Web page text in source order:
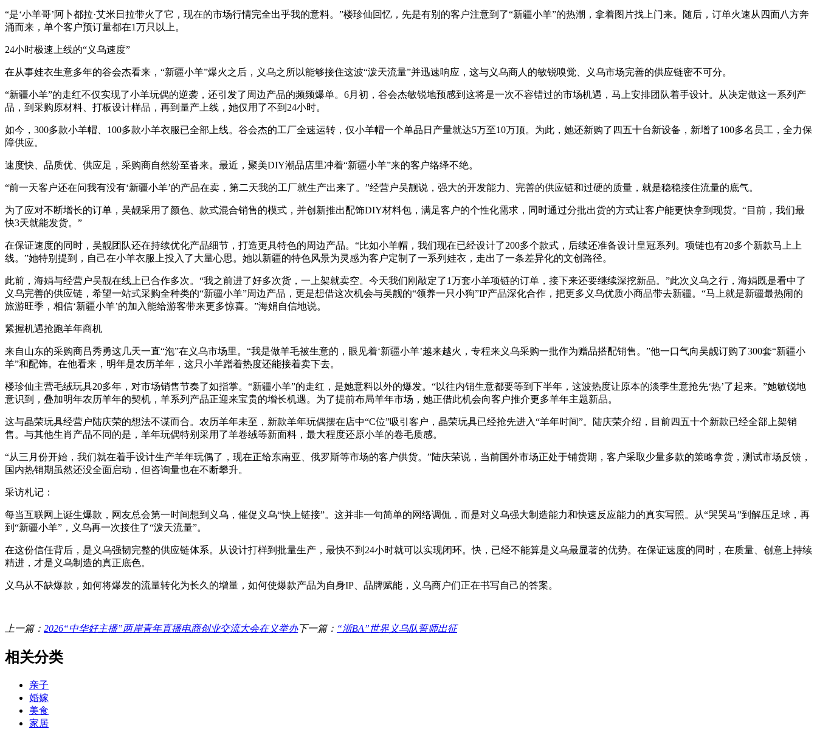
“是‘小羊哥’阿卜都拉·艾米日拉带火了它，现在的市场行情完全出乎我的意料。”楼珍仙回忆，先是有别的客户注意到了“新疆小羊”的热潮，拿着图片找上门来。随后，订单火速从四面八方奔
涌而来，单个客户预订量都在1万只以上。
24小时极速上线的“义乌速度”
在从事娃衣生意多年的谷会杰看来，“新疆小羊”爆火之后，义乌之所以能够接住这波“泼天流量”并迅速响应，这与义乌商人的敏锐嗅觉、义乌市场完善的供应链密不可分。
“新疆小羊”的走红不仅实现了小羊玩偶的逆袭，还引发了周边产品的频频爆单。6月初，谷会杰敏锐地预感到这将是一次不容错过的市场机遇，马上安排团队着手设计。从决定做这一系列产
品，到采购原材料、打板设计样品，再到量产上线，她仅用了不到24小时。
如今，300多款小羊帽、100多款小羊衣服已全部上线。谷会杰的工厂全速运转，仅小羊帽一个单品日产量就达5万至10万顶。为此，她还新购了四五十台新设备，新增了100多名员工，全力保
障供应。
速度快、品质优、供应足，采购商自然纷至沓来。最近，聚美DIY潮品店里冲着“新疆小羊”来的客户络绎不绝。
“前一天客户还在问我有没有‘新疆小羊’的产品在卖，第二天我的工厂就生产出来了。”经营户吴靓说，强大的开发能力、完善的供应链和过硬的质量，就是稳稳接住流量的底气。
为了应对不断增长的订单，吴靓采用了颜色、款式混合销售的模式，并创新推出配饰DIY材料包，满足客户的个性化需求，同时通过分批出货的方式让客户能更快拿到现货。“目前，我们最
快3天就能发货。”
在保证速度的同时，吴靓团队还在持续优化产品细节，打造更具特色的周边产品。“比如小羊帽，我们现在已经设计了200多个款式，后续还准备设计皇冠系列。项链也有20多个新款马上上
线。”她特别提到，自己在小羊衣服上投入了大量心思。她以新疆的特色风景为灵感为客户定制了一系列娃衣，走出了一条差异化的文创路径。
此前，海娟与经营户吴靓在线上已合作多次。“我之前进了好多次货，一上架就卖空。今天我们刚敲定了1万套小羊项链的订单，接下来还要继续深挖新品。”此次义乌之行，海娟既是看中了
义乌完善的供应链，希望一站式采购全种类的“新疆小羊”周边产品，更是想借这次机会与吴靓的“领养一只小狗”IP产品深化合作，把更多义乌优质小商品带去新疆。“马上就是新疆最热闹的
旅游旺季，相信‘新疆小羊’的加入能给游客带来更多惊喜。”海娟自信地说。
紧握机遇抢跑羊年商机
来自山东的采购商吕秀勇这几天一直“泡”在义乌市场里。“我是做羊毛被生意的，眼见着‘新疆小羊’越来越火，专程来义乌采购一批作为赠品搭配销售。”他一口气向吴靓订购了300套“新疆小
羊”和配饰。在他看来，明年是农历羊年，这只小羊蹭着热度还能接着卖下去。
楼珍仙主营毛绒玩具20多年，对市场销售节奏了如指掌。“新疆小羊”的走红，是她意料以外的爆发。“以往内销生意都要等到下半年，这波热度让原本的淡季生意抢先‘热’了起来。”她敏锐地
意识到，叠加明年农历羊年的契机，羊系列产品正迎来宝贵的增长机遇。为了提前布局羊年市场，她正借此机会向客户推介更多羊年主题新品。
这与晶荣玩具经营户陆庆荣的想法不谋而合。农历羊年未至，新款羊年玩偶摆在店中“C位”吸引客户，晶荣玩具已经抢先进入“羊年时间”。陆庆荣介绍，目前四五十个新款已经全部上架销
售。与其他生肖产品不同的是，羊年玩偶特别采用了羊卷绒等新面料，最大程度还原小羊的卷毛质感。
“从三月份开始，我们就在着手设计生产羊年玩偶了，现在正给东南亚、俄罗斯等市场的客户供货。”陆庆荣说，当前国外市场正处于铺货期，客户采取少量多款的策略拿货，测试市场反馈，
国内热销期虽然还没全面启动，但咨询量也在不断攀升。
采访札记：
每当互联网上诞生爆款，网友总会第一时间想到义乌，催促义乌“快上链接”。这并非一句简单的网络调侃，而是对义乌强大制造能力和快速反应能力的真实写照。从“哭哭马”到解压足球，再
到“新疆小羊”，义乌再一次接住了“泼天流量”。
在这份信任背后，是义乌强韧完整的供应链体系。从设计打样到批量生产，最快不到24小时就可以实现闭环。快，已经不能算是义乌最显著的优势。在保证速度的同时，在质量、创意上持续
精进，才是义乌制造的真正底色。
义乌从不缺爆款，如何将爆发的流量转化为长久的增量，如何使爆款产品为自身IP、品牌赋能，义乌商户们正在书写自己的答案。
上一篇： 2026“中华好主播”两岸青年直播电商创业交流大会在义举办下一篇： “浙BA”世界义乌队誓师出征
相关分类
亲子
婚嫁
美食
家居